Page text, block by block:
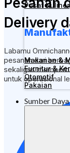
Pusat Kuliner
Makanan &
Furnitur &
Otomotif
Pakaian
Sumber Daya
Delivery
Labamu
pesanan dari
sekaligus
untuk operasional